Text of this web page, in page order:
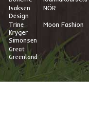
Isaksen
Design
NÖR
Trine
Kryger
Simonsen
Moon Fashion
Great
Greenland